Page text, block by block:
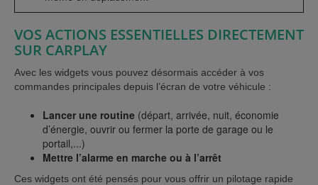
VOS ACTIONS ESSENTIELLES DIRECTEMENT
SUR CARPLAY
Avec les widgets vous pouvez désormais accéder à vos
commandes principales depuis l’écran de votre véhicule :
Lancer une routine (départ, arrivée, nuit, économie
d’énergie, ouvrir ou fermer la porte de garage ou le
portail,...)
Mettre l’alarme en marche ou à l’arrêt
Ces widgets ont été pensés pour vous offrir un pilotage rapide